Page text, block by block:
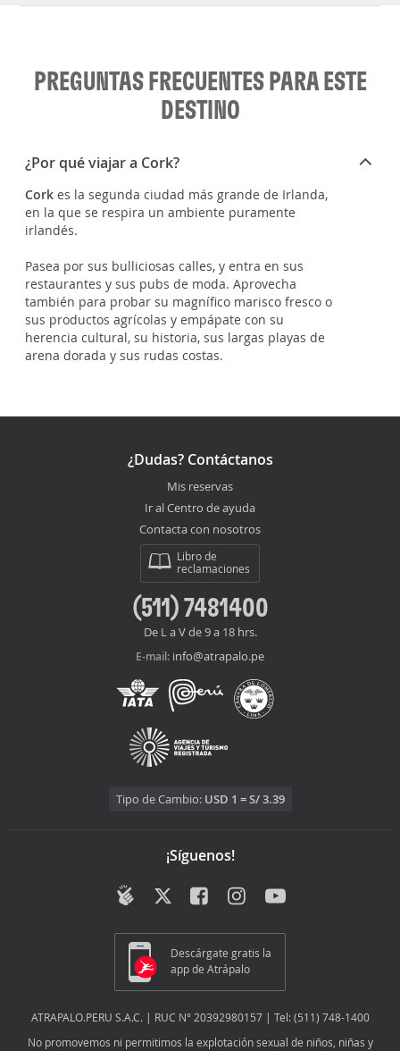
PREGUNTAS FRECUENTES PARA ESTE
DESTINO
¿Por qué viajar a Cork?
Cork es la segunda ciudad más grande de Irlanda,
en la que se respira un ambiente puramente
irlandés.
Pasea por sus bulliciosas calles, y entra en sus
restaurantes y sus pubs de moda. Aprovecha
también para probar su magnífico marisco fresco o
sus productos agrícolas y empápate con su
herencia cultural, su historia, sus largas playas de
arena dorada y sus rudas costas.
¿Dudas? Contáctanos
Mis reservas
Ir al Centro de ayuda
Contacta con nosotros
Libro de
reclamaciones
(511) 7481400
De L a V de 9 a 18 hrs.
E-mail: info@atrapalo.pe
Tipo de Cambio: USD 1 = S/ 3.39
¡Síguenos!
Descárgate gratis la
app de Atrápalo
ATRAPALO.PERU S.A.C. | RUC N° 20392980157 | Tel: (511) 748-1400
No promovemos ni permitimos la explotación sexual de niños, niñas y